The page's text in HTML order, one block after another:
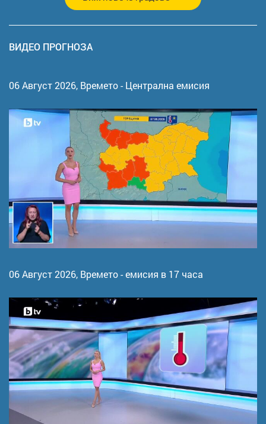
ВИДЕО ПРОГНОЗА
06 Август 2026, Времето - Централна емисия
06 Август 2026, Времето - емисия в 17 часа